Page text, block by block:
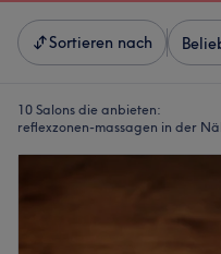
Sortieren nach
10 Salons die anbieten:
reflexzonen-massagen in der